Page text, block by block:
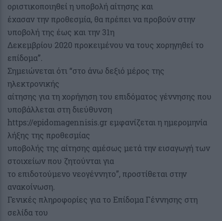
οριστικοποιηθεί η υποβολή αίτησης και
έχασαν την προθεσμία, θα πρέπει να προβούν στην
υποβολή της έως και την 31η
Δεκεμβρίου 2020 προκειμένου να τους χορηγηθεί το
επίδομα”.
Σημειώνεται ότι “στο άνω δεξιό μέρος της
ηλεκτρονικής
αίτησης για τη χορήγηση του επιδόματος γέννησης που
υποβάλλεται στη διεύθυνση
https://epidomagennisis.gr εμφανίζεται η ημερομηνία
λήξης της προθεσμίας
υποβολής της αίτησης αμέσως μετά την εισαγωγή των
στοιχείων που ζητούνται για
το επιδοτούμενο νεογέννητο”, προστίθεται στην
ανακοίνωση.
Γενικές πληροφορίες για το Επίδομα Γέννησης στη
σελίδα του